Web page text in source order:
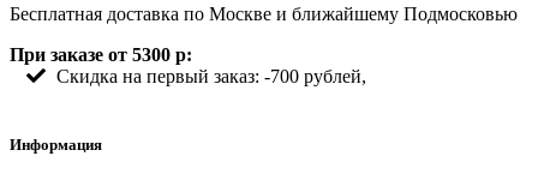
Бесплатная доставка по Москве и ближайшему Подмосковью
При заказе от 5300 р:
Скидка на первый заказ: -700 рублей,
Информация